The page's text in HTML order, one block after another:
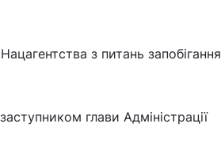
з питань запобігання
глави Адміністрації